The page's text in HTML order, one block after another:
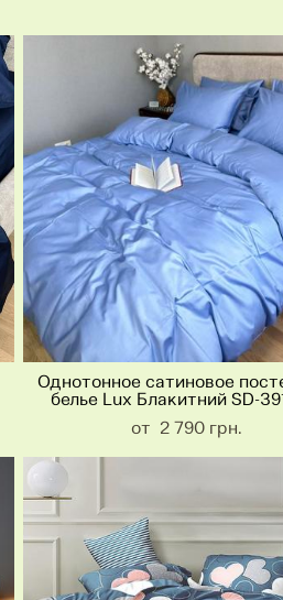
Однотонное сатиновое
белье Lux Блакитний SD-
от 2 790 грн.